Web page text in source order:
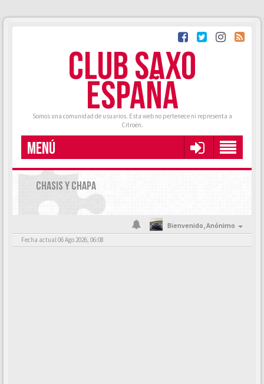
CLUB SAXO
ESPAÑA
Somos una comunidad de usuarios. Esta web no pertenece ni representa a
Citroën.
MENÚ
CHASIS Y CHAPA
Bienvenido,Anónimo
Fecha actual 06 Ago 2026, 06:08